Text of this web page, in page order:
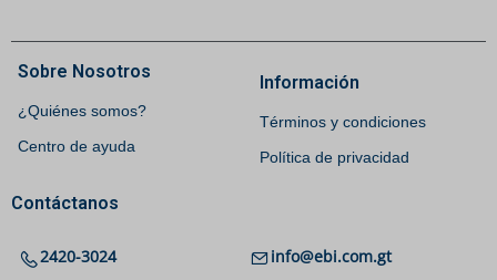
Sobre Nosotros
¿Quiénes somos?
Centro de ayuda
Información
Términos y condiciones
Política de privacidad
Contáctanos
2420-3024 info@ebi.com.gt